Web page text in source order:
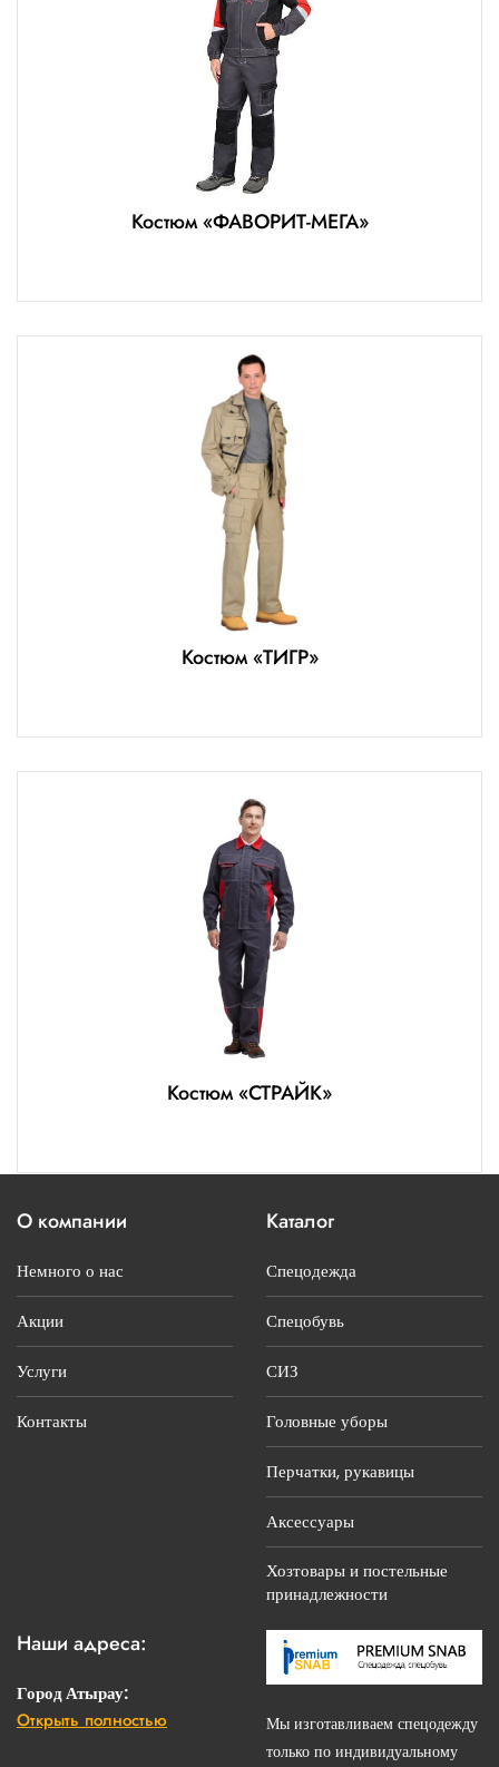
Костюм «ФАВОРИТ-МЕГА»
Костюм «ТИГР»
Костюм «СТРАЙК»
О компании
Немного о нас
Акции
Услуги
Контакты
Каталог
Спецодежда
Спецобувь
СИЗ
Головные уборы
Перчатки, рукавицы
Аксессуары
Хозтовары и постельные
принадлежности
Наши адреса:
Город Атырау:
г. Атырау, ул.С.Датова, 14 «Б»
Открыть полностью
Мы изготавливаем спецодежду
только по индивидуальному